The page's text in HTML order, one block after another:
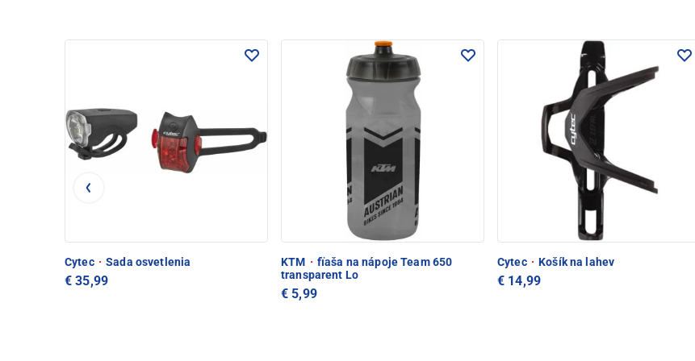
Cytec · Sada osvetlenia
€ 35,99
KTM · fïaša na nápoje Team 650
transparent Lo
€ 5,99
Cytec · Košík na lahev
€ 14,99